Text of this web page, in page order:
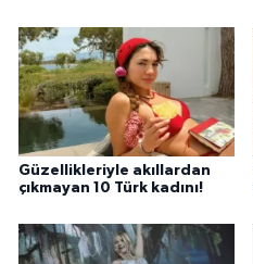
Güzellikleriyle akıllardan
çıkmayan 10 Türk kadını!